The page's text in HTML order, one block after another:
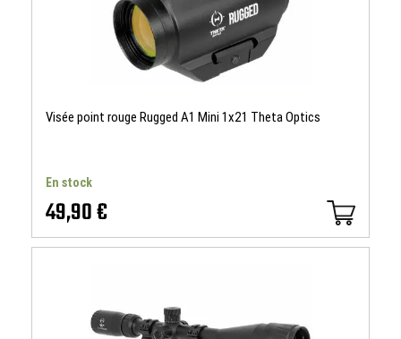
Visée point rouge Rugged A1 Mini 1x21 Theta Optics
En stock
49,90 €